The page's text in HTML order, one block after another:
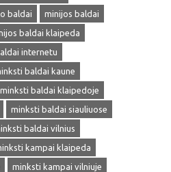
baldai
minijos baldai
baldai klaipeda
internetu
baldai kaune
minksti baldai klaipedoje
minksti baldai siauliuose
baldai vilnius
kampai klaipeda
minksti kampai vilniuje